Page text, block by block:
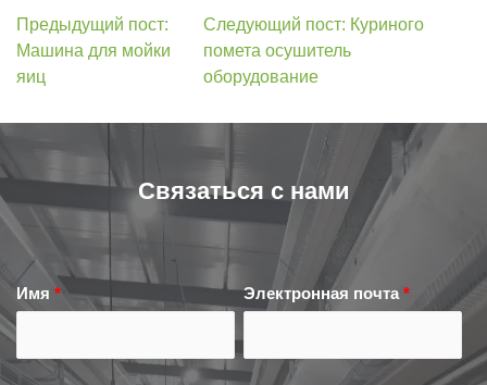
Предыдущий пост:
Машина для мойки
яиц
Следующий пост: Куриного
помета осушитель
оборудование
Связаться с нами
Имя * Электронная почта *